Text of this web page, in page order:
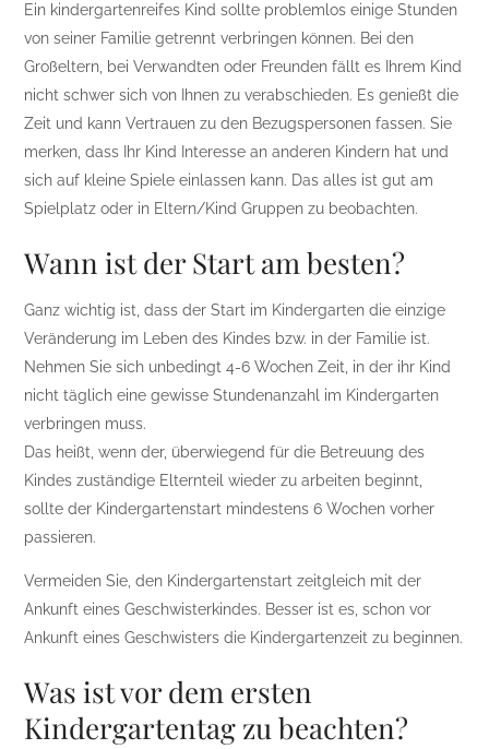
Ein kindergartenreifes Kind sollte problemlos einige Stunden
von seiner Familie getrennt verbringen können. Bei den
Großeltern, bei Verwandten oder Freunden fällt es Ihrem Kind
nicht schwer sich von Ihnen zu verabschieden. Es genießt die
Zeit und kann Vertrauen zu den Bezugspersonen fassen. Sie
merken, dass Ihr Kind Interesse an anderen Kindern hat und
sich auf kleine Spiele einlassen kann. Das alles ist gut am
Spielplatz oder in Eltern/Kind Gruppen zu beobachten.
Wann ist der Start am besten?
Ganz wichtig ist, dass der Start im Kindergarten die einzige
Veränderung im Leben des Kindes bzw. in der Familie ist.
Nehmen Sie sich unbedingt 4-6 Wochen Zeit, in der ihr Kind
nicht täglich eine gewisse Stundenanzahl im Kindergarten
verbringen muss.
Das heißt, wenn der, überwiegend für die Betreuung des
Kindes zuständige Elternteil wieder zu arbeiten beginnt,
sollte der Kindergartenstart mindestens 6 Wochen vorher
passieren.
Vermeiden Sie, den Kindergartenstart zeitgleich mit der
Ankunft eines Geschwisterkindes. Besser ist es, schon vor
Ankunft eines Geschwisters die Kindergartenzeit zu beginnen.
Was ist vor dem ersten
Kindergartentag zu beachten?